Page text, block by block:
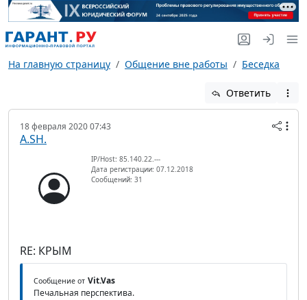
На главную страницу Общение вне работы Беседка
Ответить
18 февраля 2020 07:43
A.SH.
IP/Host: 85.140.22.---
Дата регистрации: 07.12.2018
Сообщений: 31
RE: КРЫМ
Сообщение от Vit.Vas
Печальная перспектива.